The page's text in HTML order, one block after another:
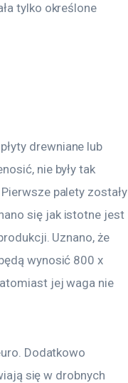
tylko określone
drewniane lub
nie były tak
palety zostały
się jak istotne jest
Uznano, że
wynosić 800 x
jej waga nie
Dodatkowo
się w drobnych